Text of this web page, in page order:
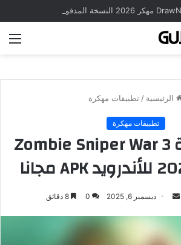
الرئيسية / تطبيقات مهكرة
تطبيقات مهكرة
تحميل لعبة Zombie Sniper War 3
أرسل ديسمبر 6, 2025 0